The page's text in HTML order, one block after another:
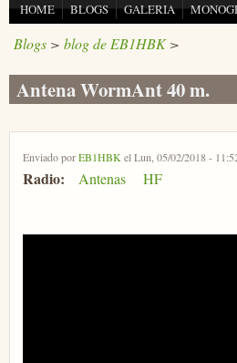
HOME BLOGS GALERIA
Blogs > blog de EB1HBK>
Antena WormAnt 40 m.
Enviado porEB1HBK el Lun, 05/02/2018 -
Radio: Antenas HF